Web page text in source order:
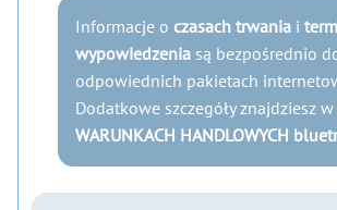
Informacje o czasach trwania i
wypowiedzenia są bezpośrednio
odpowiednich pakietach
Dodatkowe szczegóły znajdziesz w
WARUNKACH HANDLOWYCH